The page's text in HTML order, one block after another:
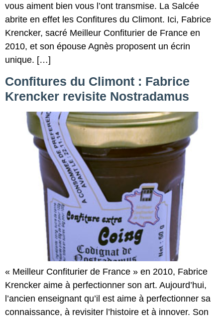
vous aiment bien vous l’ont transmise. La Salcée
abrite en effet les Confitures du Climont. Ici, Fabrice
Krencker, sacré Meilleur Confiturier de France en
2010, et son épouse Agnès proposent un écrin
unique. […]
Confitures du Climont : Fabrice
Krencker revisite Nostradamus
« Meilleur Confiturier de France » en 2010, Fabrice
Krencker aime à perfectionner son art. Aujourd’hui,
l’ancien enseignant qu’il est aime à perfectionner sa
connaissance, à revisiter l’histoire et à innover. Son